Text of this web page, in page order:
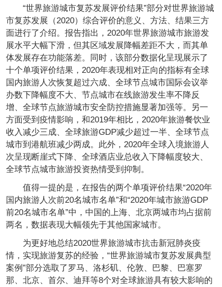
“世界旅游城市复苏发展评价结果”部分对世界旅游城
市复苏发展（2020）综合评价的意义、方法、结果三方
面进行了介绍。报告指出，2020年世界旅游城市旅游发
展水平大幅下滑，但其区域发展降幅差距不大，而其单
体发展存在功能落差。同时，该部分数据化呈现展示了
十个单项评价结果，2020年表现相对正向的指标有全球
国内旅游人次恢复超过六成、全球节点城市国际会议举
办数下降幅度不大、节点城市在线旅游发生率不降反
增、全球节点旅游城市安全防控措施显著加强等。另一
方面受到疫情影响，和2019年相比，2020年旅游餐饮业
收入减少三成、全球旅游GDP减少超过一半、全球节点
城市到港航班减少两成。此外，2020年全球入境旅游人
次呈现断崖式下降、全球酒店业总收入下降幅度较大、
全球节点城市旅游投资热情受到抑制。
值得一提的是，在报告的两个单项评价结果“2020年
国内旅游人次前20名城市名单”和“2020年城市旅游GDP
前20名城市名单”中，中国的上海、北京两城市均占据前
两名，数据表现大幅领先于其他国家城市。
为更好地总结2020世界旅游城市抗击新冠肺炎疫
情，实现旅游复苏的经验，“世界旅游城市复苏发展典型
案例”部分选取了罗马、洛杉矶、伦敦、巴黎、巴塞罗
那、北京、首尔、迪拜等8个对全球旅游具有较大影响的